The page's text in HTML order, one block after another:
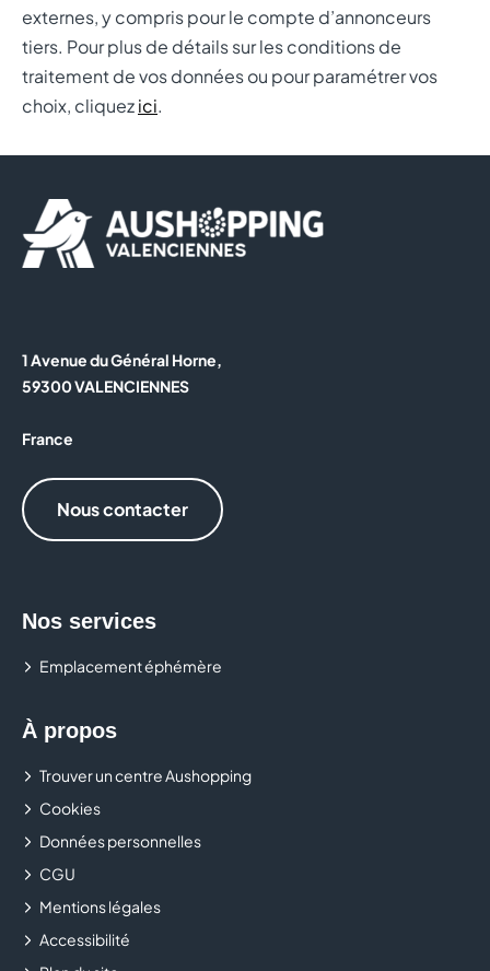
externes, y compris pour le compte d’annonceurs
tiers. Pour plus de détails sur les conditions de
traitement de vos données ou pour paramétrer vos
choix, cliquezici.
1 Avenue du Général Horne,
59300 VALENCIENNES
France
Nous contacter
Nos services
Emplacement éphémère
À propos
Trouver un centre Aushopping
Cookies
Données personnelles
CGU
Mentions légales
Accessibilité